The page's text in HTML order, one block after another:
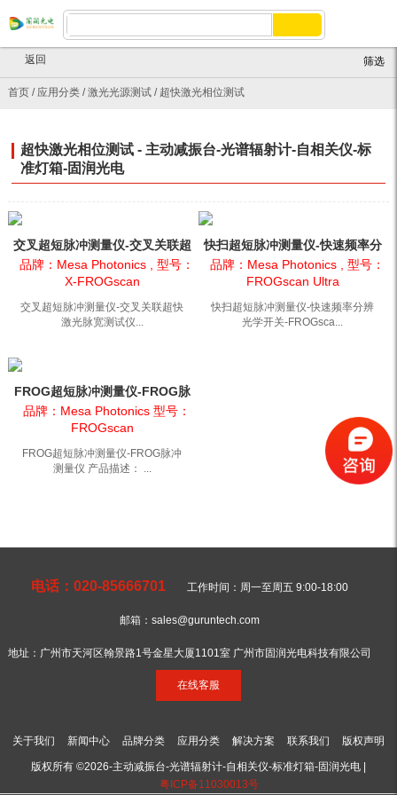
首页/ 应用分类/激光光源测试/ 超快激光相位测试
返回 筛选
超快激光相位测试 - 主动减振台-光谱辐射计-自相关仪-标
准灯箱-固润光电
交叉超短脉冲测量仪-交叉关联超
快激光脉宽测试仪-X...
品牌：Mesa Photonics , 型号：
X-FROGscan
交叉超短脉冲测量仪-交叉关联超快
激光脉宽测试仪...
快扫超短脉冲测量仪-快速频率分
辨光学开关-FROGsca...
品牌：Mesa Photonics , 型号：
FROGscan Ultra
快扫超短脉冲测量仪-快速频率分辨
光学开关-FROGsca...
FROG超短脉冲测量仪-FROG脉
冲测量仪
品牌：Mesa Photonics 型号：
FROGscan
FROG超短脉冲测量仪-FROG脉冲
测量仪 产品描述： ...
电话：020-85666701 工作时间：周一至周五 9:00-18:00
邮箱：sales@guruntech.com
地址：广州市天河区翰景路1号金星大厦1101室 广州市固润光电科技有限公司
在线客服
关于我们 新闻中心 品牌分类 应用分类 解决方案 联系我们 版权声明
版权所有 ©2026-主动减振台-光谱辐射计-自相关仪-标准灯箱-固润光电 |
粤ICP备11030013号